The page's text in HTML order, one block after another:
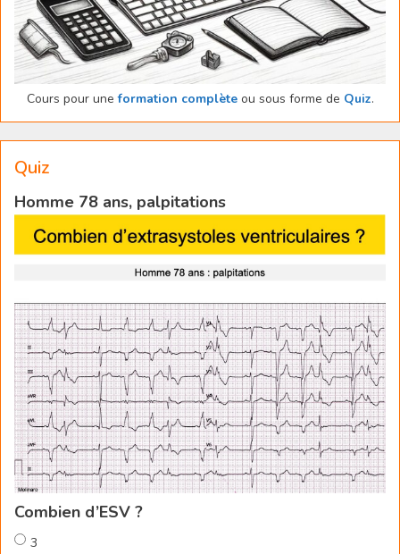
Cours pour uneformation complèteou sous forme de Quiz.
Quiz
Homme 78 ans, palpitations
Combien d’ESV ?
3